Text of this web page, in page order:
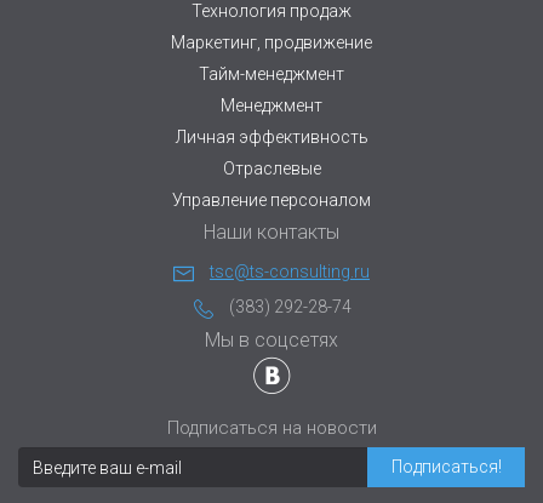
Технология продаж
Маркетинг, продвижение
Тайм-менеджмент
Менеджмент
Личная эффективность
Отраслевые
Управление персоналом
Наши контакты
tsc@ts-consulting.ru
(383) 292-28-74
Мы в соцсетях
Подписаться на новости